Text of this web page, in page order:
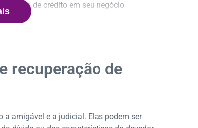
de crédito em seu negócio
recuperação de
a amigável e a judicial. Elas podem ser